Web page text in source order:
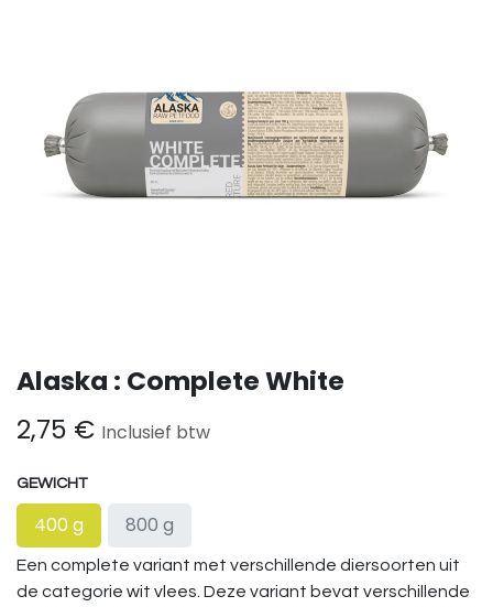
Alaska : Complete White
2,75 € Inclusief btw
GEWICHT
400 g 800 g
Een complete variant met verschillende diersoorten uit
de categorie wit vlees. Deze variant bevat verschillende